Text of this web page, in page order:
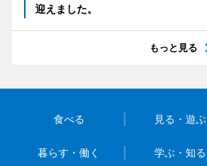
迎えました。
もっと見る
食べる 見る・遊ぶ
暮らす・働く 学ぶ・知る